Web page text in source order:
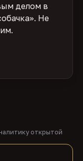
делом в
Не
открытой